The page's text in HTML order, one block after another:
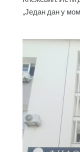
„Један дан у